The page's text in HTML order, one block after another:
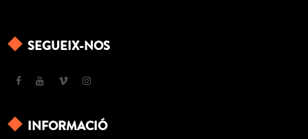
SEGUEIX-NOS
INFORMACIÓ